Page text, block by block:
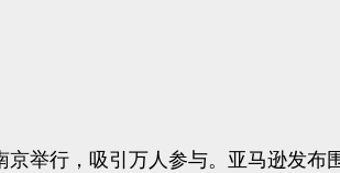
举行，吸引万人参与。亚马逊发